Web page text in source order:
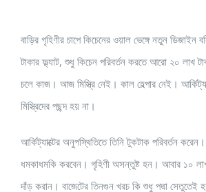
বাড়ির গৃহিণীর চাপে কিচেনের ওয়াল ভেঙ্গে নতুন ডিজাইন
টাকার ফ্ল্যাট, শুধু কিচেন পরিবর্তন করতে আরো ২০ লাখ
চলে কাজ। আজ মিস্ত্রি নেই। কাল হেল্পার নেই।
মিস্ত্রিদের পছন্দ হয় না।
আর্কিট্যাক্টের অনুপস্থিতিতে তিনি টুকটাক পরিবর্তন
ধমকাধমকি করবেন। গৃহিণী অসন্তুষ্ট হন। আবার ১০
দাঁড় করান। বাজেটের তিনগুন খরচ কি শুধু পদ্মা সেতুতেই